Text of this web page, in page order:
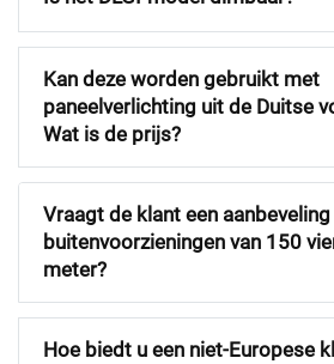
Kan deze worden gebruikt met
paneelverlichting uit de Duitse
Wat is de prijs?
Vraagt de klant een
buitenvoorzieningen van 150
meter?
Hoe biedt u een niet-Europese